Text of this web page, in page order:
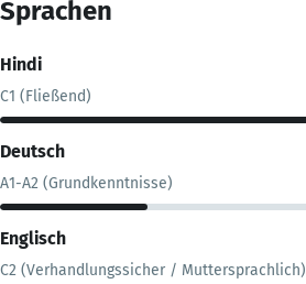
Sprachen
Hindi
C1 (Fließend)
Deutsch
A1-A2 (Grundkenntnisse)
Englisch
C2 (Verhandlungssicher / Muttersprachlich)